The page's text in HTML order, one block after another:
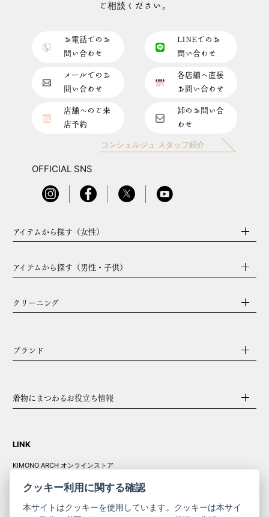
ご相談ください。
お電話でのお
問い合わせ
LINEでのお
問い合わせ
メールでのお
問い合わせ
各店舗へ直接
お問い合わせ
店舗へのご来
店予約
卸のお問い合
わせ
コンシェルジュ スタッフ紹介
OFFICIAL SNS
アイテムから探す（女性）
アイテムから探す（男性・子供）
クリーニング
ブランド
着物にまつわるお役立ち情報
LINK
KIMONO ARCH オンラインストア
クッキー利用に関する確認
本サイトはクッキーを使用しています。クッキーは本サイ